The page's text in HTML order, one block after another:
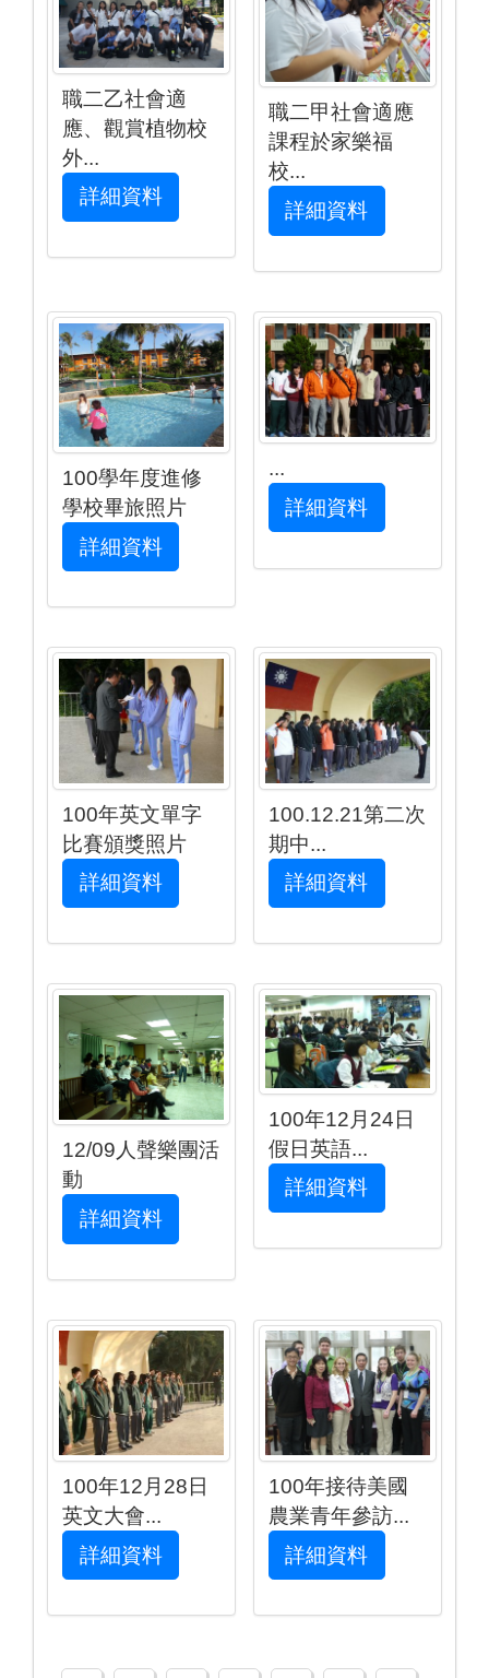
職二乙社會適
應、觀賞植物校
外...
詳細資料
職二甲社會適應
課程於家樂福
校...
詳細資料
100學年度進修
學校畢旅照片
詳細資料
...
詳細資料
100年英文單字
比賽頒獎照片
詳細資料
100.12.21第二次
期中...
詳細資料
12/09人聲樂團活
動
詳細資料
100年12月24日
假日英語...
詳細資料
100年12月28日
英文大會...
詳細資料
100年接待美國
農業青年參訪...
詳細資料